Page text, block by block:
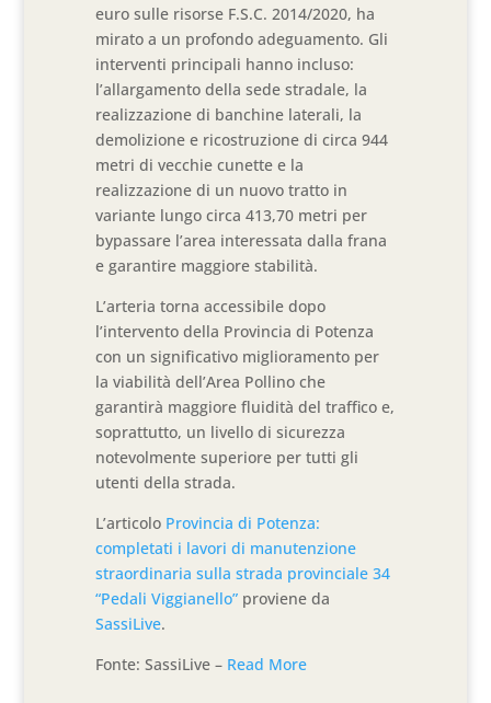
euro sulle risorse F.S.C. 2014/2020, ha
mirato a un profondo adeguamento. Gli
interventi principali hanno incluso:
l’allargamento della sede stradale, la
realizzazione di banchine laterali, la
demolizione e ricostruzione di circa 944
metri di vecchie cunette e la
realizzazione di un nuovo tratto in
variante lungo circa 413,70 metri per
bypassare l’area interessata dalla frana
e garantire maggiore stabilità.
L’arteria torna accessibile dopo
l’intervento della Provincia di Potenza
con un significativo miglioramento per
la viabilità dell’Area Pollino che
garantirà maggiore fluidità del traffico e,
soprattutto, un livello di sicurezza
notevolmente superiore per tutti gli
utenti della strada.
L’articolo Provincia di Potenza:
completati i lavori di manutenzione
straordinaria sulla strada provinciale 34
“Pedali Viggianello” proviene da
SassiLive.
Fonte: SassiLive – Read More